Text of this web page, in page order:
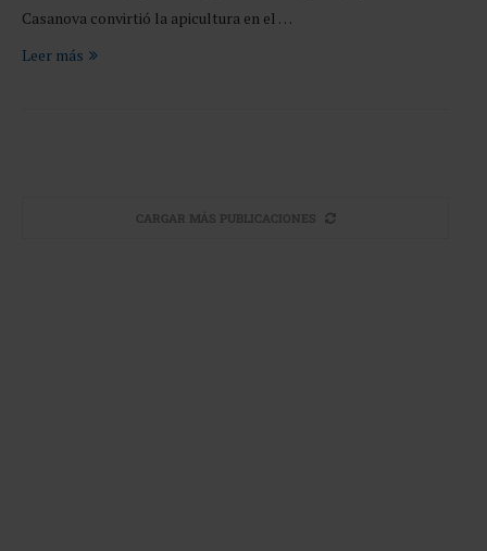
Casanova convirtió la apicultura en el …
Leer más
CARGAR MÁS PUBLICACIONES